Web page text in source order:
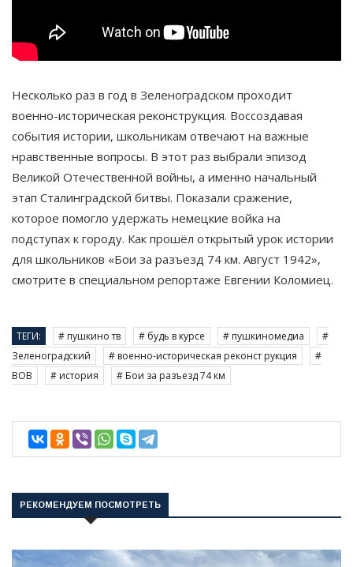
Несколько раз в год в Зеленоградском проходит
военно-историческая реконструкция. Воссоздавая
события истории, школьникам отвечают на важные
нравственные вопросы. В этот раз выбрали эпизод
Великой Отечественной войны, а именно начальный
этап Сталинградской битвы. Показали сражение,
которое помогло удержать немецкие войка на
подступах к городу. Как прошёл открытый урок истории
для школьников «Бои за разъезд 74 км. Август 1942»,
смотрите в специальном репортаже Евгении Коломиец.
ТЕГИ: # пушкино тв # будь в курсе # пушкиномедиа
#
Зеленоградский
# военно-историческая реконст рукция
#
ВОВ
# история # Бои за разъезд 74 км
РЕКОМЕНДУЕМ ПОСМОТРЕТЬ